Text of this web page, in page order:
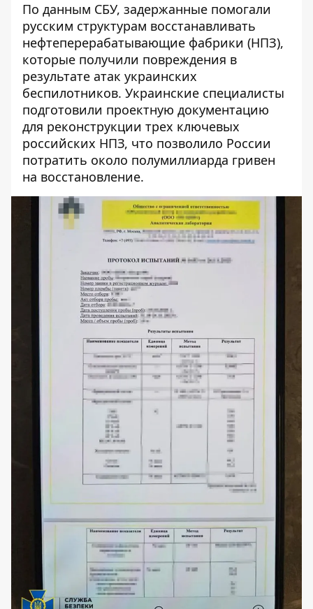
По данным СБУ, задержанные помогали
русским структурам восстанавливать
нефтеперерабатывающие фабрики (НПЗ),
которые получили повреждения в
результате атак украинских
беспилотников. Украинские специалисты
подготовили проектную документацию
для реконструкции трех ключевых
российских НПЗ, что позволило России
потратить около полумиллиарда гривен
на восстановление.